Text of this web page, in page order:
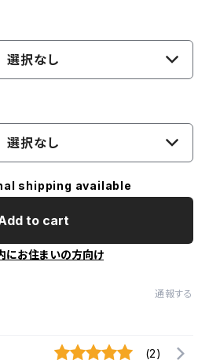
選択なし
選択なし
shipping available
to cart
にお住まいの方向け
通報する
(2)